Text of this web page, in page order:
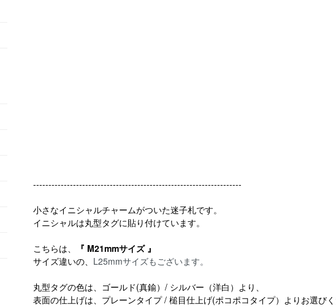
--------------------------------------------------------------------
小さなイニシャルチャームがついた迷子札です。
イニシャルは丸型タグに貼り付けています。
こちらは、
『 M21mmサイズ 』
サイズ違いの、 L25mmサイズもございます。
丸型タグの色は、ゴールド(真鍮）/ シルバー（洋白）より、
表面の仕上げは、プレーンタイプ / 槌目仕上げ(ポコポコタイプ）よりお選びく